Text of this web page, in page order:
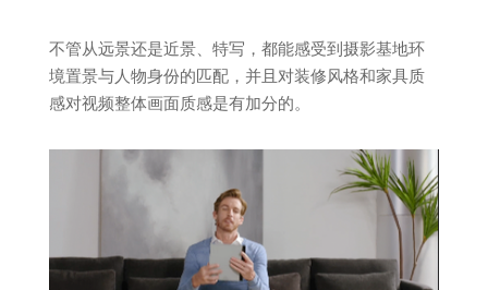
不管从远景还是近景、特写，都能感受到摄影基地环
境置景与人物身份的匹配，并且对装修风格和家具质
感对视频整体画面质感是有加分的。